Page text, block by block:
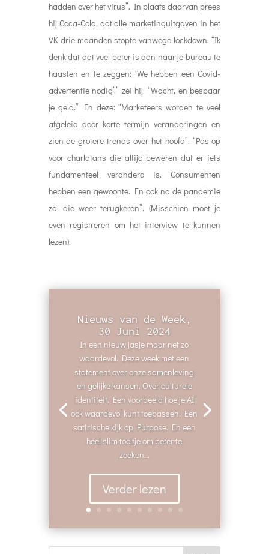
hadden over het virus”. In plaats daarvan prees
hij Coca-Cola, dat alle marketinguitgaven in het
VK drie maanden stopte vanwege lockdown. “Ik
denk dat dat veel beter is dan naar je bureau te
haasten en te zeggen: ‘We hebben een Covid-
advertentie nodig’,” zei hij. “Wacht, en bespaar
je geld.” En deze: “Marketeers worden te veel
afgeleid door korte termijn veranderingen en
zien de grotere trends over het hoofd”. “Pas op
voor charlatans die altijd beweren dat er iets
fundamenteel veranderd is. Consumenten
hebben een gewoonte. En ook na de pandemie
zal die weer terugkeren”. (Misschien moet je
even registreren om het interview te kunnen
lezen).
Nieuws van de Week,
30 Juni 2024
In een nieuw jasje maar net zo
waardevol. Deze week met een
statement over onze samenleving
en gelijke kansen. Over culturele
identiteit. Een voorbeeld hoe je AI
ook waardevol kunt toepassen. Een
satirische kijk op Purpose. En een
heel slim tooltje om beter te
zoeken...
Verder lezen